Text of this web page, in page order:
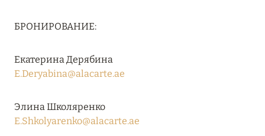
27 сентября 2024
КОНЦЕПЦИЯ «ВСЁ ВКЛЮЧЕНО – ВСЁ
ЭКСКЛЮЗИВНО»
БРОНИРОВАНИЕ:
Екатерина Дерябина
E.Deryabina@alacarte.ae
Элина Школяренко
E.Shkolyarenko@alacarte.ae